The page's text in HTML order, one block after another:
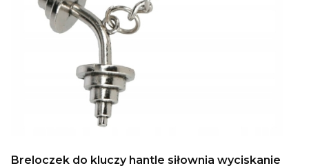
Breloczek do kluczy hantle siłownia wyciskanie